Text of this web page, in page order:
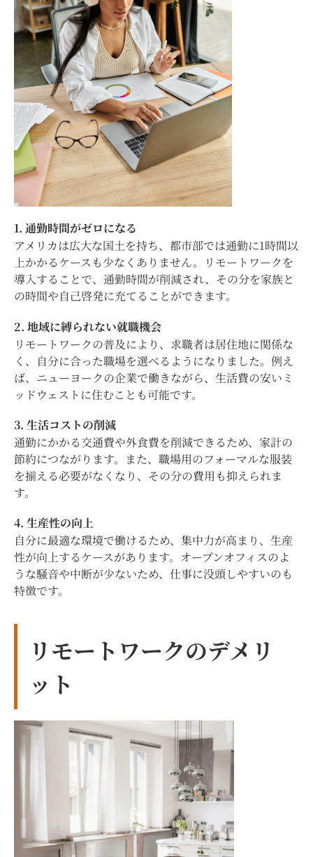
1. 通勤時間がゼロになる
アメリカは広大な国土を持ち、都市部では通勤に1時間以
上かかるケースも少なくありません。リモートワークを
導入することで、通勤時間が削減され、その分を家族と
の時間や自己啓発に充てることができます。
2. 地域に縛られない就職機会
リモートワークの普及により、求職者は居住地に関係な
く、自分に合った職場を選べるようになりました。例え
ば、ニューヨークの企業で働きながら、生活費の安いミ
ッドウェストに住むことも可能です。
3. 生活コストの削減
通勤にかかる交通費や外食費を削減できるため、家計の
節約につながります。また、職場用のフォーマルな服装
を揃える必要がなくなり、その分の費用も抑えられま
す。
4. 生産性の向上
自分に最適な環境で働けるため、集中力が高まり、生産
性が向上するケースがあります。オープンオフィスのよ
うな騒音や中断が少ないため、仕事に没頭しやすいのも
特徴です。
リモートワークのデメリ
ット